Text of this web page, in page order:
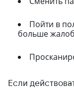
Пойти в
больше
Если